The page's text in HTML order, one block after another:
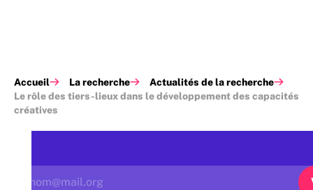
Accueil La recherche
Actualités de la recherche
Le rôle des tiers-lieux dans le développement des capacités
créatives